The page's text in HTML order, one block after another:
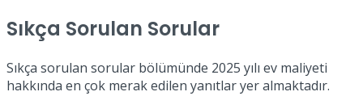
Sıkça Sorulan Sorular
Sıkça sorulan sorular bölümünde 2025 yılı ev maliyeti
hakkında en çok merak edilen yanıtlar yer almaktadır.